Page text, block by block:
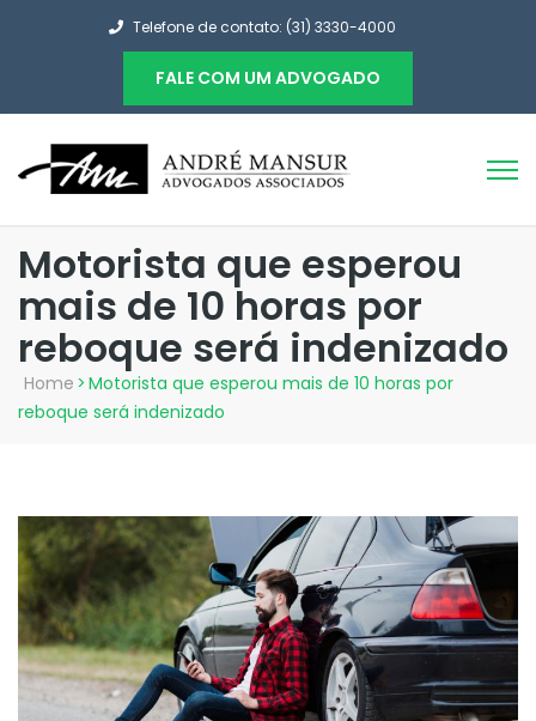
Telefone de contato: (31) 3330-4000
FALE COM UM ADVOGADO
Motorista que esperou
mais de 10 horas por
reboque será indenizado
Home > Motorista que esperou mais de 10 horas por
reboque será indenizado